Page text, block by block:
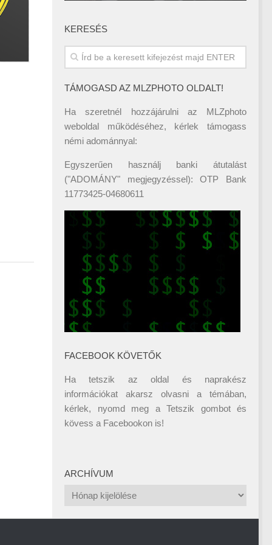
KERESÉS
TÁMOGASD AZ MLZPHOTO OLDALT!
Ha szeretnél hozzájárulni az MLZphoto
weboldal működéséhez, kérlek támogass
némi adománnyal:
Egyszerűen használj banki átutalást
("ADOMÁNY" megjegyzéssel): OTP Bank
11773425-04680611
FACEBOOK KÖVETŐK
Ha tetszik az oldal és naprakész
információkat akarsz olvasni a témában,
kérlek, nyomd meg a Tetszik gombot és
kövess a Facebookon is!
ARCHÍVUM
Archívum